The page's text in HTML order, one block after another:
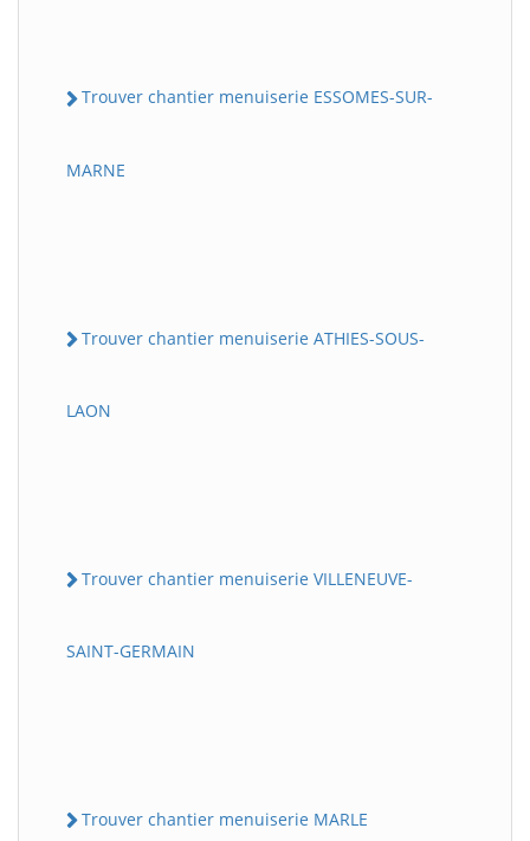
Trouver chantier menuiserie ESSOMES-SUR-
MARNE
Trouver chantier menuiserie ATHIES-SOUS-
LAON
Trouver chantier menuiserie VILLENEUVE-
SAINT-GERMAIN
Trouver chantier menuiserie MARLE